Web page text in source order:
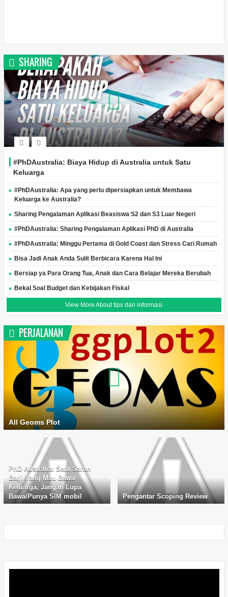
SHARING
#PhDAustralia: Biaya Hidup di Australia untuk Satu
Keluarga
#PhDAustralia: Apa yang perlu dipersiapkan untuk Membawa
Keluarga ke Australia?
Sharing Pengalaman Aplikasi Beasiswa S2 dan S3 Luar Negeri
#PhDAustralia: Sharing Pengalaman Aplikasi PhD di Australia
#PhDAustralia: Minggu Pertama di Gold Coast dan Stress Cari Rumah
Bisa Jadi Anak Anda Sulit Berbicara Karena Hal Ini
Bersiap ya Para Orang Tua, Anak dan Cara Belajar Mereka Berubah
Bekal Soal Budget dan Kebijakan Fiskal
View More About tips dan informasi
PERJALANAN
All Geoms Plot
PhD Australia: Satu Saran
Bagi Yang Mau Bawa
Keluarga, Jangan Lupa
Bawa/Punya SIM mobil
Pengantar Scoping Review